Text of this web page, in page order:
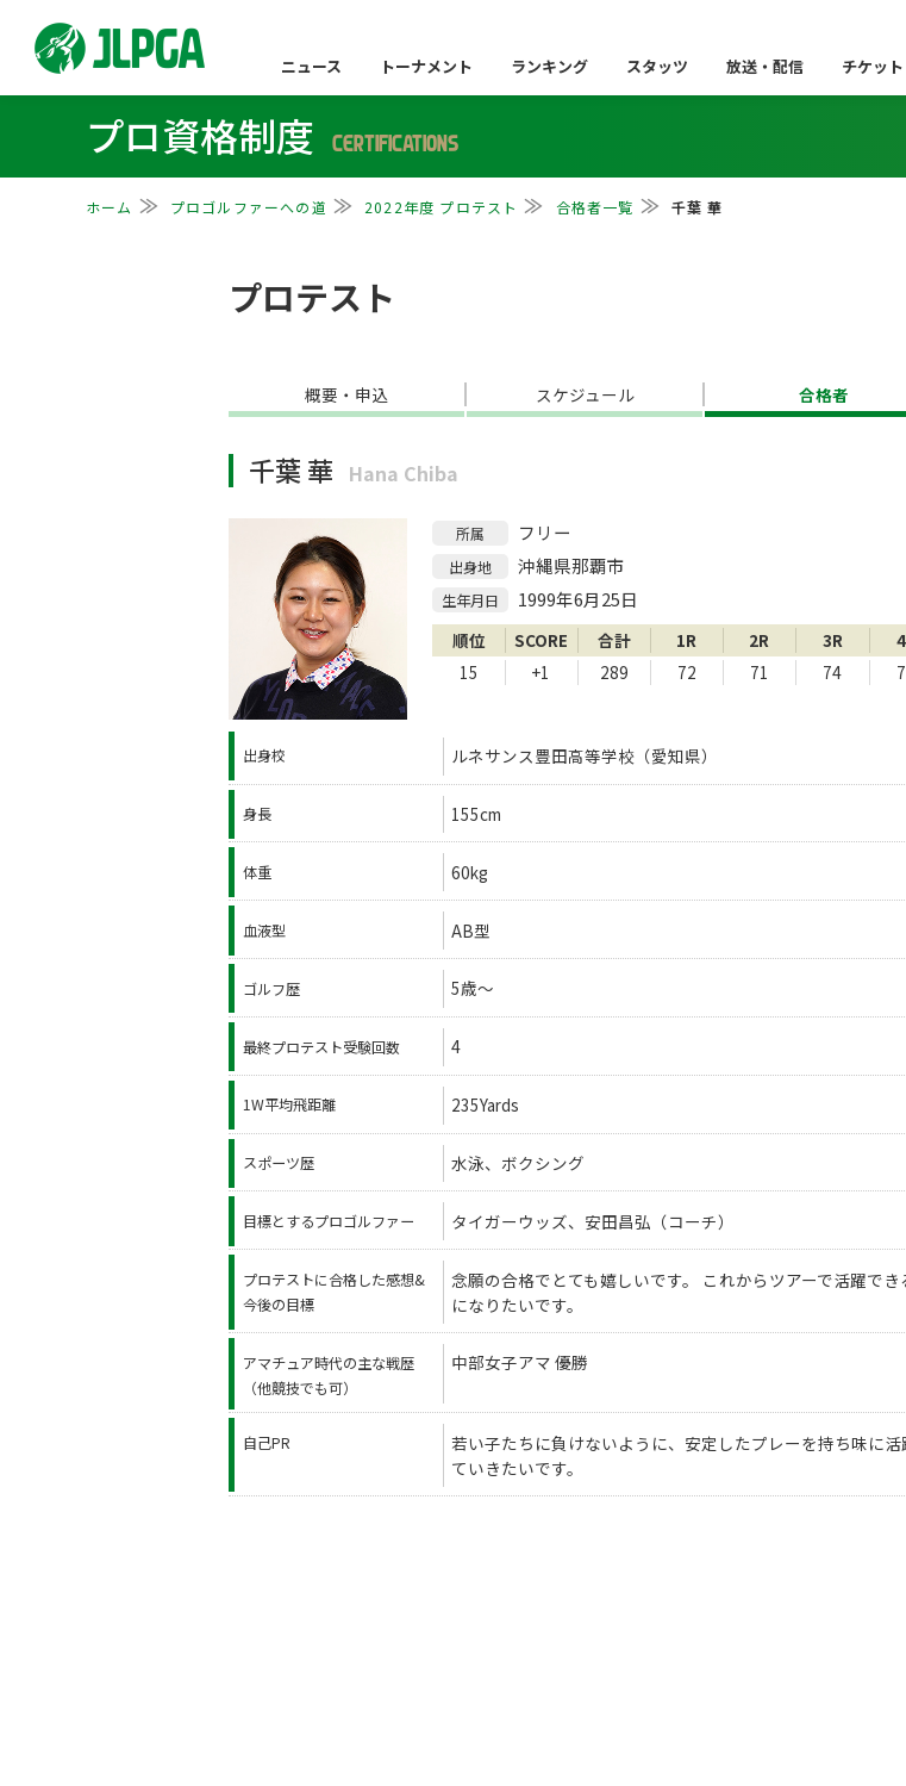
ニュース トーナメント ランキング スタッツ 放送・配信 チケット
プロ資格制度 CERTIFICATIONS
ホーム プロゴルファーへの道 2022年度 プロテスト 合格者一覧 千葉 華
プロテスト
概要・申込 スケジュール 合格者
千葉 華 Hana Chiba
所属 フリー
出身地 沖縄県那覇市
生年月日 1999年6月25日
順位 SCORE 合計 1R 2R 3R
15
+1 289 72 71 74
出身校 ルネサンス豊田高等学校（愛知県）
身長 155cm
体重 60kg
血液型 AB型
ゴルフ歴 5歳～
最終プロテスト受験回数 4
1W平均飛距離 235Yards
スポーツ歴 水泳、ボクシング
目標とするプロゴルファー タイガーウッズ、安田昌弘（コーチ）
プロテストに合格した感想&
今後の目標
念願の合格でとても嬉しいです。 これからツアーで活躍でき
になりたいです。
アマチュア時代の主な戦歴
（他競技でも可）
中部女子アマ 優勝
自己PR
若い子たちに負けないように、安定したプレーを持ち味に活
ていきたいです。